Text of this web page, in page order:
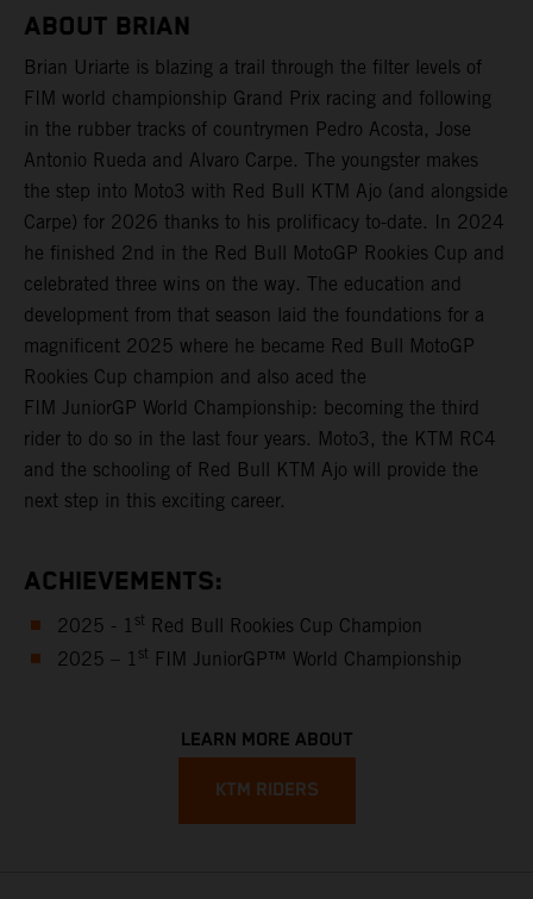
ABOUT BRIAN
Brian Uriarte is blazing a trail through the filter levels of
FIM world championship Grand Prix racing and following
in the rubber tracks of countrymen Pedro Acosta, Jose
Antonio Rueda and Alvaro Carpe. The youngster makes
the step into Moto3 with Red Bull KTM Ajo (and alongside
Carpe) for 2026 thanks to his prolificacy to-date. In 2024
he finished 2nd in the Red Bull MotoGP Rookies Cup and
celebrated three wins on the way. The education and
development from that season laid the foundations for a
magnificent 2025 where he became Red Bull MotoGP
Rookies Cup champion and also aced the
FIM JuniorGP World Championship: becoming the third
rider to do so in the last four years. Moto3, the KTM RC4
and the schooling of Red Bull KTM Ajo will provide the
next step in this exciting career.
ACHIEVEMENTS:
2025 - 1 st Red Bull Rookies Cup Champion
2025 – 1 st FIM JuniorGP™ World Championship
LEARN MORE ABOUT
KTM RIDERS